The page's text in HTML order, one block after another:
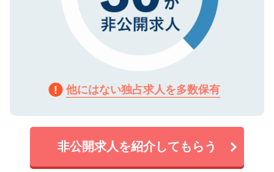
他にはない独占求人を多数保有
非公開求人を紹介してもらう